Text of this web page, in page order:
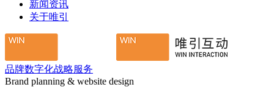
新闻资讯
关于唯引
品牌数字化战略服务
Brand planning & website design